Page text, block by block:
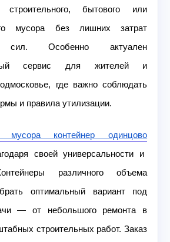
строительного, бытового или
мусора без лишних затрат
Особенно актуален
сервис для жителей и
где важно соблюдать
и правила утилизации.
мусора контейнер одинцово
своей универсальности и
различного объема
оптимальный вариант под
— от небольшого ремонта в
строительных работ. Заказ